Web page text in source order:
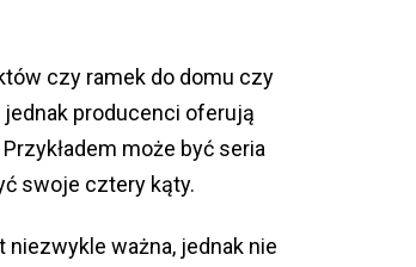
czy ramek do domu czy
producenci oferują
może być seria
swoje cztery kąty.
ważna, jednak nie